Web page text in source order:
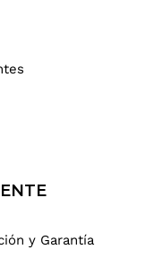
y Garantía